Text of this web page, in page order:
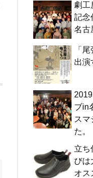
劇
記
名古
「
出演
ブin
スマ
た。
立ち
びは
オス